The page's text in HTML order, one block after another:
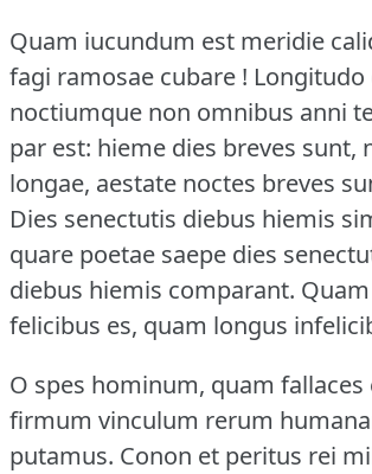
Quam iucundum est meridie
fagi ramosae cubare !
noctiumque non omnibus anni
par est: hieme dies breves sunt,
longae, aestate noctes breves
Dies senectutis diebus hiemis
quare poetae saepe dies
diebus hiemis comparant.
felicibus es, quam longus
O spes hominum, quam fallaces
firmum vinculum rerum
putamus. Conon et peritus rei